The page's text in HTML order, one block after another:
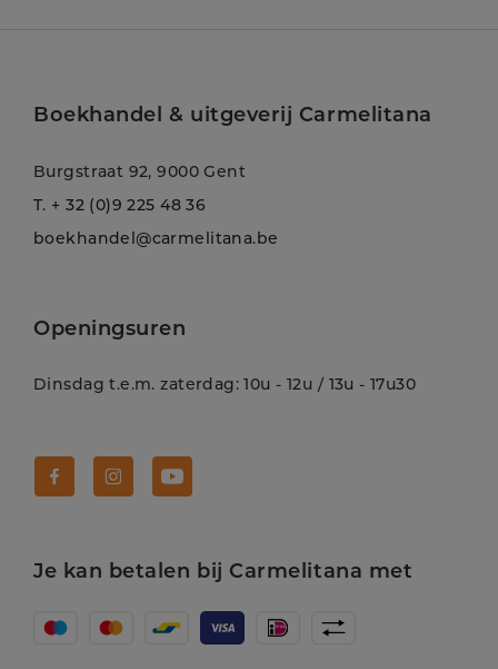
Boekhandel & uitgeverij Carmelitana
Burgstraat 92, 9000 Gent
T. + 32 (0)9 225 48 36
boekhandel@carmelitana.be
Openingsuren
Dinsdag t.e.m. zaterdag: 10u - 12u / 13u - 17u30
Je kan betalen bij Carmelitana met